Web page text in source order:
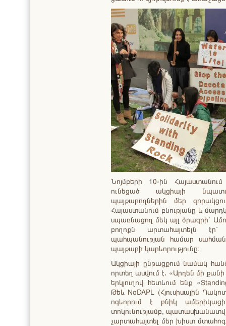
Նոյմբերի 10-ին
ունեցած ակցիայի
պայքարողներին մեր
Հայաստանում բնությանը և
սպառնացող մեկ այլ ծրագրի՝
բողոքն արտահայտելն էր՝
պահպանության համար
պայքարի կարևորությունը:
Ակցիայի ընթացքում նամակ
որտեղ ասվում է․ «Արդեն մի
երկյուղով հետևում ենք
Թեև NoDAPL (Հյուսիսային
ոգևորում է բնիկ
տոկունությամբ,
չարտահայտել մեր խիստ